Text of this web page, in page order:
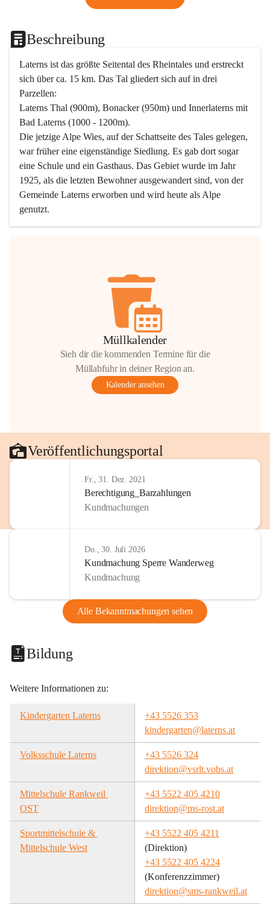
Beschreibung
Laterns ist das größte Seitental des Rheintales und erstreckt
sich über ca. 15 km. Das Tal gliedert sich auf in drei
Parzellen:
Laterns Thal (900m), Bonacker (950m) und Innerlaterns mit
Bad Laterns (1000 - 1200m).
Die jetzige Alpe Wies, auf der Schattseite des Tales gelegen,
war früher eine eigenständige Siedlung. Es gab dort sogar
eine Schule und ein Gasthaus. Das Gebiet wurde im Jahr
1925, als die letzten Bewohner ausgewandert sind, von der
Gemeinde Laterns erworben und wird heute als Alpe
genutzt.
Müllkalender
Sieh dir die kommenden Termine für die
Müllabfuhr in deiner Region an.
Kalender ansehen
Veröffentlichungsportal
Fr., 31. Dez. 2021
Berechtigung_Barzahlungen
Kundmachungen
Do., 30. Juli 2026
Kundmachung Sperre Wanderweg
Kundmachung
Alle Bekanntmachungen sehen
Bildung
Weitere Informationen zu:
Kindergarten Laterns
+43 5526 353
kindergarten@laterns.at
Volksschule Laterns
+43 5526 324
direktion@vsrlt.vobs.at
Mittelschule Rankweil
OST
+43 5522 405 4210
direktion@ms-rost.at
Sportmittelschule &
Mittelschule West
+43 5522 405 4211
(Direktion)
+43 5522 405 4224
(Konferenzzimmer)
direktion@sms-rankweil.at